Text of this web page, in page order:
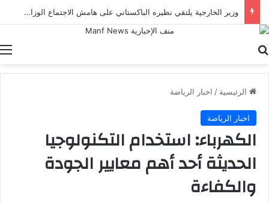
وزير الخارجية يلتقي نظيره الباكستاني على هامش الاجتماع الوزاري بشأن القدس في عمّان
الرئيسية / اخبار الرياضة
اخبار الرياضة
الكهرباء: استخدام التكنولوجيا
الحديثة أحد أهم معايير الجودة
والكفاءة